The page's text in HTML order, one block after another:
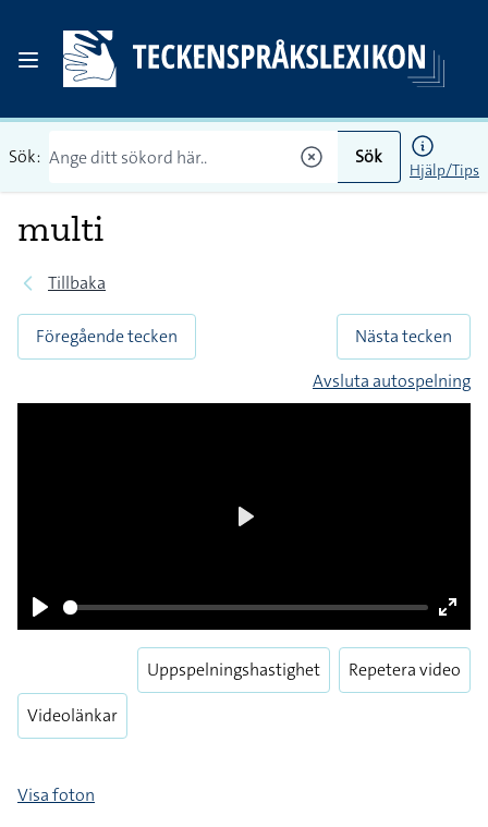
Sök: Sök
Hjälp/Tips
multi
Tillbaka
Föregående tecken
Nästa tecken
Avsluta autospelning
Play
Enter
Videolänkar
Uppspelningshastighet Repetera video
Visa foton